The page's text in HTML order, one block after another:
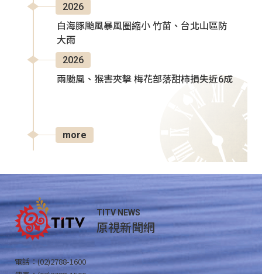
2026
白海豚颱風暴風圈縮小 竹苗、台北山區防
大雨
2026
兩颱風、猴害夾擊 梅花部落甜柿損失近6成
more
TITV NEWS
原視新聞網
電話：(02)2788-1600